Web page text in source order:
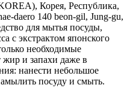
Корея, Республика,
daero 140 beon-gil, Jung-gu,
для мытья посуды,
с экстрактом японского
необходимые
и запахи даже в
нанести небольшое
посуду и смыть.